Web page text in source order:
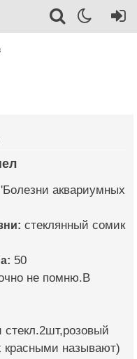
аквариумных
стеклянный сомик
50
не помню.В
стекл.2шт,розовый
называют)